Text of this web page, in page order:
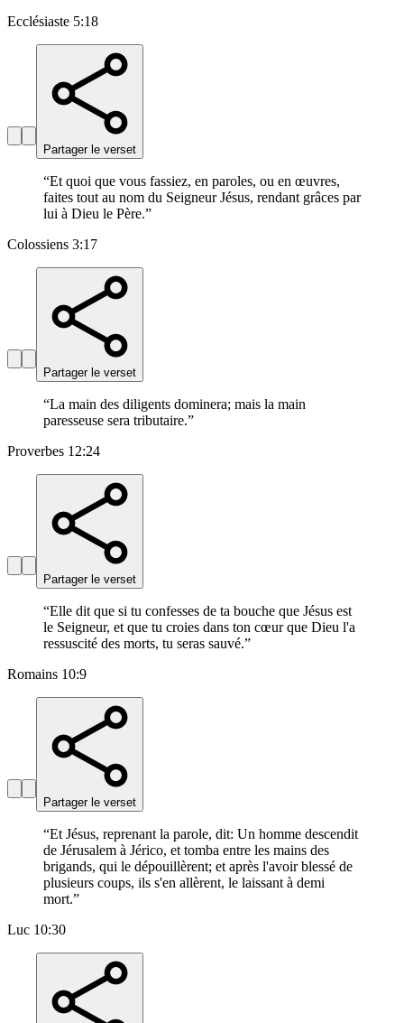
Ecclésiaste 5:18
Partager le verset
“Et quoi que vous fassiez, en paroles, ou en œuvres,
faites tout au nom du Seigneur Jésus, rendant grâces par
lui à Dieu le Père.”
Colossiens 3:17
Partager le verset
“La main des diligents dominera; mais la main
paresseuse sera tributaire.”
Proverbes 12:24
Partager le verset
“Elle dit que si tu confesses de ta bouche que Jésus est
le Seigneur, et que tu croies dans ton cœur que Dieu l'a
ressuscité des morts, tu seras sauvé.”
Romains 10:9
Partager le verset
“Et Jésus, reprenant la parole, dit: Un homme descendit
de Jérusalem à Jérico, et tomba entre les mains des
brigands, qui le dépouillèrent; et après l'avoir blessé de
plusieurs coups, ils s'en allèrent, le laissant à demi
mort.”
Luc 10:30